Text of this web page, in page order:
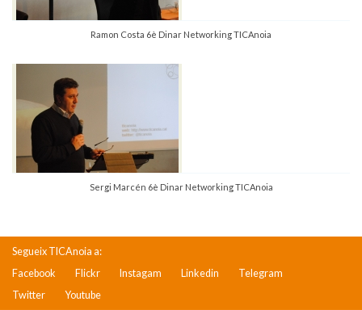
Ramon Costa 6è Dinar Networking TICAnoia
Sergi Marcén 6è Dinar Networking TICAnoia
Segueix TICAnoia a:
Facebook
Flickr Instagam Linkedin
Telegram
Twitter
Youtube